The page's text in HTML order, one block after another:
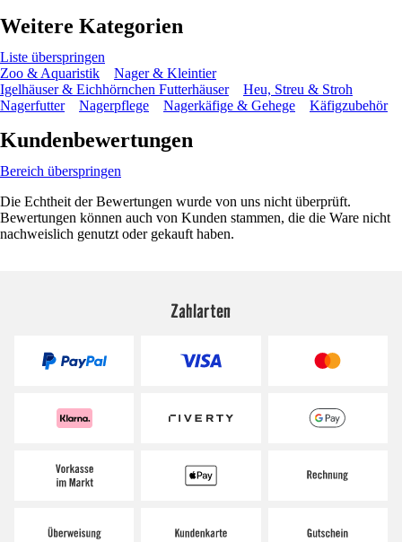
Weitere Kategorien
Liste überspringen
Zoo & Aquaristik
Nager & Kleintier
Igelhäuser & Eichhörnchen Futterhäuser
Heu, Streu & Stroh
Nagerfutter
Nagerpflege Nagerkäfige & Gehege Käfigzubehör
Kundenbewertungen
Bereich überspringen
Die Echtheit der Bewertungen wurde von uns nicht überprüft.
Bewertungen können auch von Kunden stammen, die die Ware nicht
nachweislich genutzt oder gekauft haben.
Zahlarten